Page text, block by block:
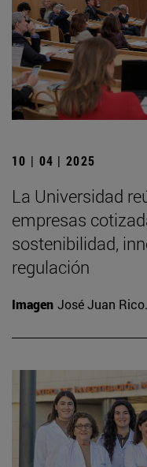
10 | 04 | 2025
La Universidad
empresas
sostenibilidad,
regulación
Imagen José Juan Rico.